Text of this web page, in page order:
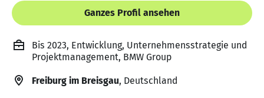
Ganzes Profil ansehen
Bis 2023, Entwicklung, Unternehmensstrategie und
Projektmanagement, BMW Group
Freiburg im Breisgau, Deutschland